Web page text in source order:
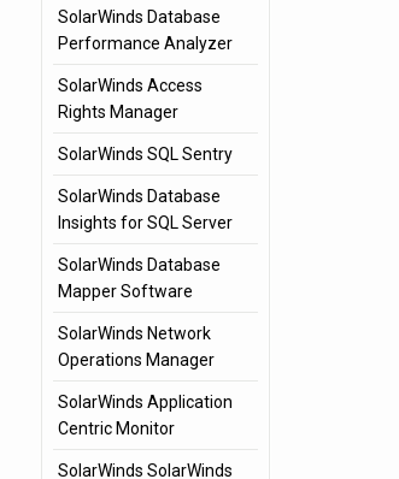
SolarWinds Database
Performance Analyzer
SolarWinds Access
Rights Manager
SolarWinds SQL Sentry
SolarWinds Database
Insights for SQL Server
SolarWinds Database
Mapper Software
SolarWinds Network
Operations Manager
SolarWinds Application
Centric Monitor
SolarWinds SolarWinds